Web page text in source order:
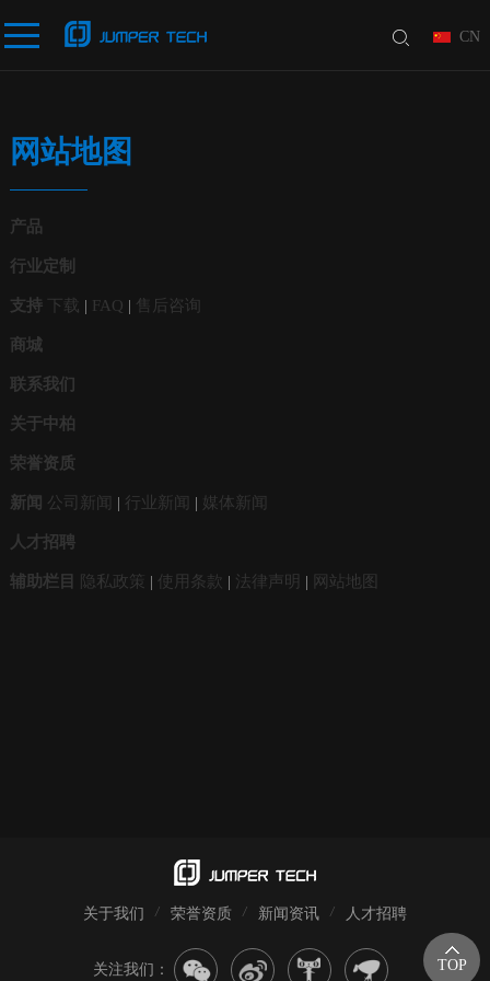
CN
网站地图
产品
行业定制
支持 下载 | FAQ | 售后咨询
商城
联系我们
关于中柏
荣誉资质
新闻 公司新闻 | 行业新闻 | 媒体新闻
人才招聘
辅助栏目 隐私政策 | 使用条款 | 法律声明 | 网站地图
关于我们 荣誉资质 新闻资讯 人才招聘
关注我们： TOP